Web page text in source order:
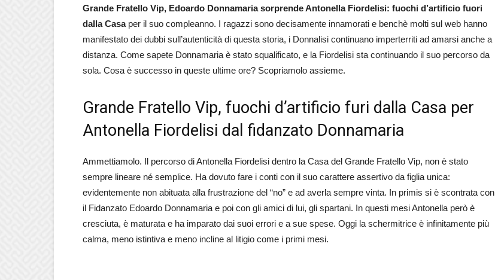
Grande Fratello Vip, Edoardo Donnamaria sorprende Antonella Fiordelisi: fuochi d’artificio fuori
dalla Casaper il suo compleanno. I ragazzi sono decisamente innamorati e benchè molti sul web hanno
manifestato dei dubbi sull’autenticità di questa storia, i Donnalisi continuano imperterriti ad amarsi anche a
distanza. Come sapete Donnamaria è stato squalificato, e la Fiordelisi sta continuando il suo percorso da
sola. Cosa è successo in queste ultime ore? Scopriamolo assieme.
Grande Fratello Vip, fuochi d’artificio furi dalla Casa per
Antonella Fiordelisi dal fidanzato Donnamaria
Ammettiamolo. Il percorso di Antonella Fiordelisi dentro la Casa del Grande Fratello Vip, non è stato
sempre lineare né semplice. Ha dovuto fare i conti con il suo carattere assertivo da figlia unica:
evidentemente non abituata alla frustrazione del “no” e ad averla sempre vinta. In primis si è scontrata con
il Fidanzato Edoardo Donnamaria e poi con gli amici di lui, gli spartani. In questi mesi Antonella però è
cresciuta, è maturata e ha imparato dai suoi errori e a sue spese. Oggi la schermitrice è infinitamente più
calma, meno istintiva e meno incline al litigio come i primi mesi.